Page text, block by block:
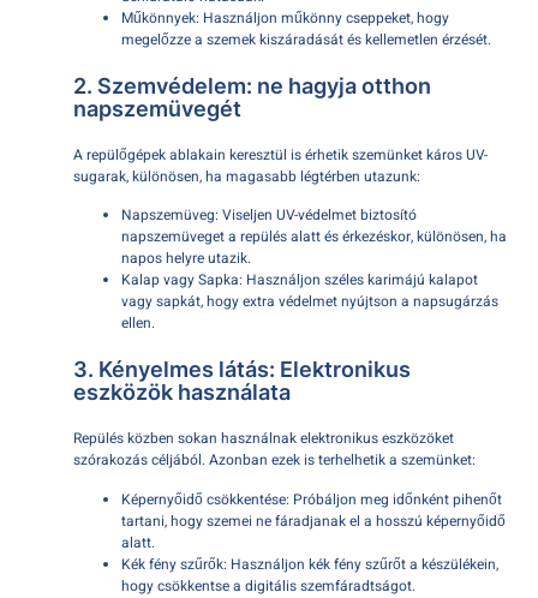
Műkönnyek: Használjon műkönny cseppeket, hogy
megelőzze a szemek kiszáradását és kellemetlen érzését.
2. Szemvédelem: ne hagyja otthon
napszemüvegét
A repülőgépek ablakain keresztül is érhetik szemünket káros UV-
sugarak, különösen, ha magasabb légtérben utazunk:
Napszemüveg: Viseljen UV-védelmet biztosító
napszemüveget a repülés alatt és érkezéskor, különösen, ha
napos helyre utazik.
Kalap vagy Sapka: Használjon széles karimájú kalapot
vagy sapkát, hogy extra védelmet nyújtson a napsugárzás
ellen.
3. Kényelmes látás: Elektronikus
eszközök használata
Repülés közben sokan használnak elektronikus eszközöket
szórakozás céljából. Azonban ezek is terhelhetik a szemünket:
Képernyőidő csökkentése: Próbáljon meg időnként pihenőt
tartani, hogy szemei ne fáradjanak el a hosszú képernyőidő
alatt.
Kék fény szűrők: Használjon kék fény szűrőt a készülékein,
hogy csökkentse a digitális szemfáradtságot.